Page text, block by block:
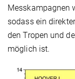
Messkampagnen
sodass ein
den Tropen und
möglich ist.